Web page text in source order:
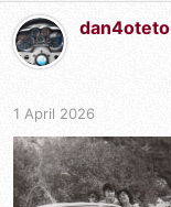
dan4oteto
1 April 2026